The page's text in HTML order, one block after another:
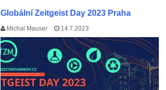
Globální Zeitgeist Day 2023 Praha
Michal Mauser
14.7.2023